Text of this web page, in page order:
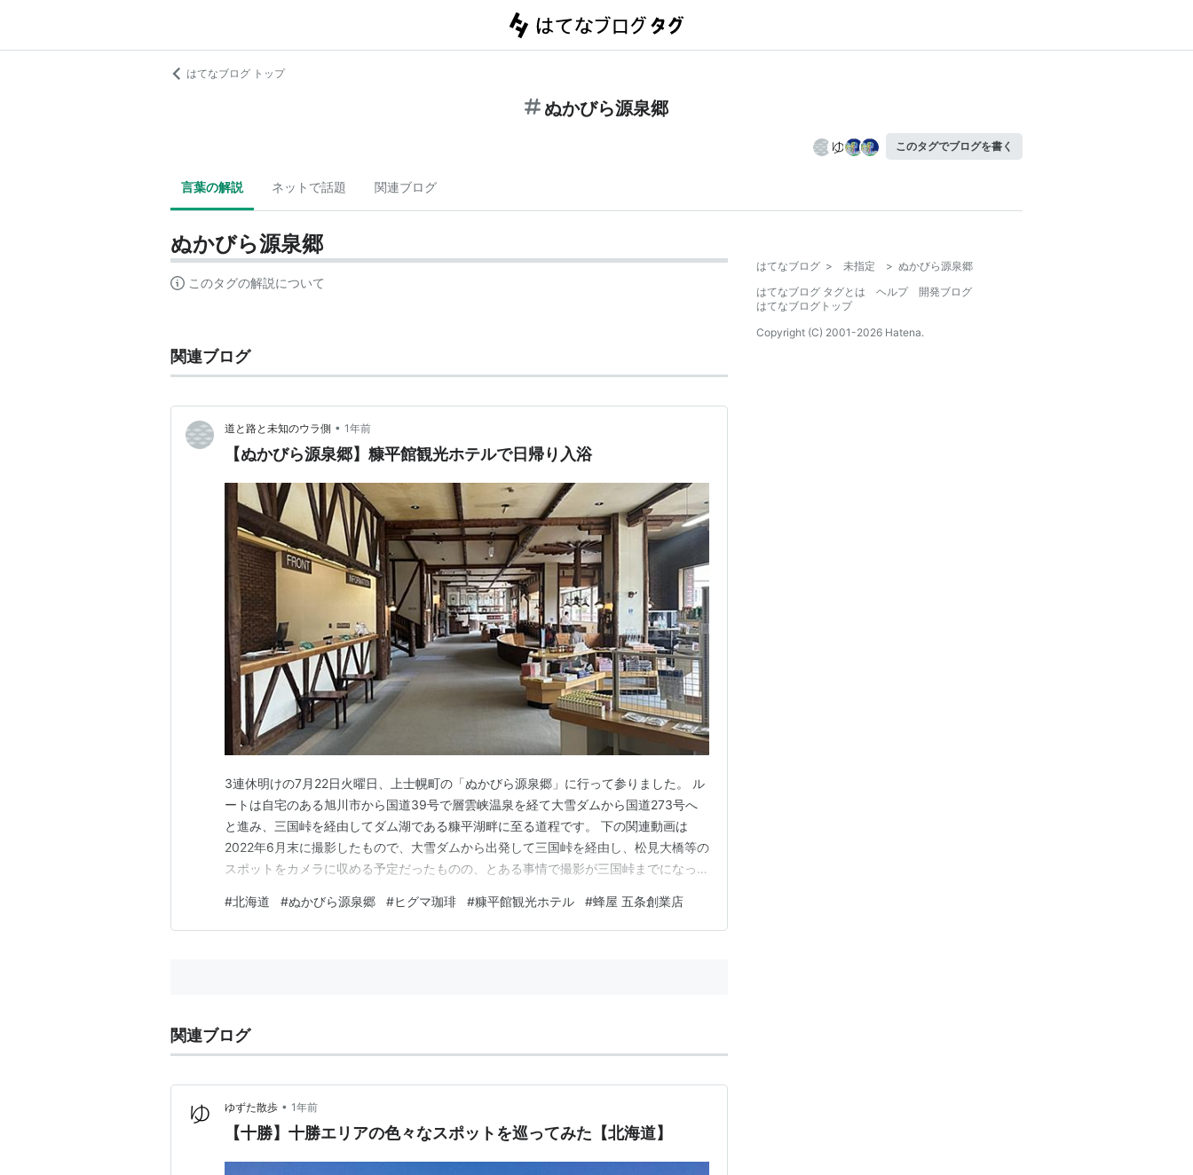
はてなブログ トップ
ぬかびら源泉郷
このタグでブログを書く
言葉の解説 ネットで話題 関連ブログ
ぬかびら源泉郷
このタグの解説について
関連ブログ
道と路と未知のウラ側 • 1年前
【ぬかびら源泉郷】糠平館観光ホテルで日帰り入浴
3連休明けの7月22日火曜日、上士幌町の「ぬかびら源泉郷」に行って参りました。 ル
ートは自宅のある旭川市から国道39号で層雲峡温泉を経て大雪ダムから国道273号へ
と進み、三国峠を経由してダム湖である糠平湖畔に至る道程です。 下の関連動画は
2022年6月末に撮影したもので、大雪ダムから出発して三国峠を経由し、松見大橋等の
スポットをカメラに収める予定だったものの、とある事情で撮影が三国峠までになって
録されているので、よかったら是非ご覧下さい。 【関連動画】【北海道ドライブ・国
道273号】大樹海の松見大橋を目指したところ・…
#北海道 #ぬかびら源泉郷 #ヒグマ珈琲 #糠平館観光ホテル #蜂屋 五条創業店
関連ブログ
ゆずた散歩 • 1年前
【十勝】十勝エリアの色々なスポットを巡ってみた【北海道】
はてなブログ > 未指定 > ぬかびら源泉郷
はてなブログ タグとは
ヘルプ
開発ブログ
はてなブログトップ
Copyright (C) 2001-2026 Hatena.